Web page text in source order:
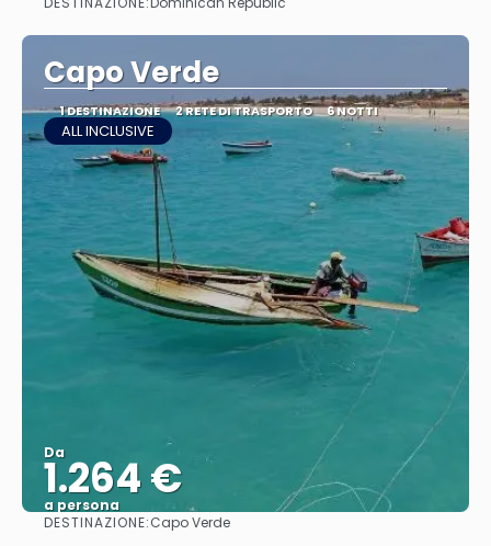
Vedere
Capo Verde
1 DESTINAZIONE 2 RETE DI TRASPORTO 6 NOTTI
ALL INCLUSIVE
Da
1.264 €
a persona
Vedere
DESTINAZIONE:Capo Verde